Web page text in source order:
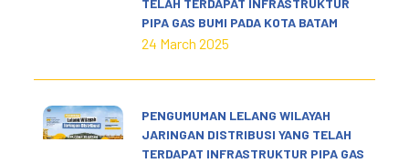
TELAH TERDAPAT INFRASTRUKTUR
PIPA GAS BUMI PADA KOTA BATAM
24 March 2025
PENGUMUMAN LELANG WILAYAH
JARINGAN DISTRIBUSI YANG TELAH
TERDAPAT INFRASTRUKTUR PIPA GAS